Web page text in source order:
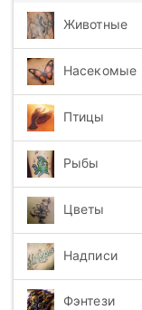
Животные
Насекомые
Птицы
Рыбы
Цветы
Надписи
Фэнтези